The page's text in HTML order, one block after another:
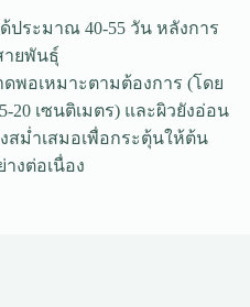
ประมาณ 40-55 วัน หลังการ
ายพันธุ์
ดพอเหมาะตามต้องการ (โดย
20 เซนติเมตร) และผิวยังอ่อน
สม่ำเสมอเพื่อกระตุ้นให้ต้น
งต่อเนื่อง